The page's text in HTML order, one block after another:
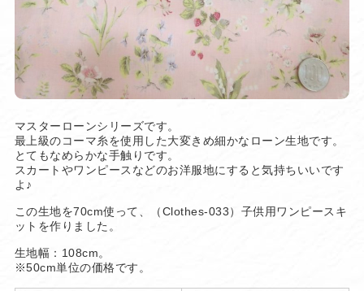
マスターローンシリーズです。
最上級のコーマ糸を使用した大変きめ細かなローン生地です。
とてもなめらかな手触りです。
スカートやワンピースなどのお洋服地にすると気持ちいいです
よ♪
この生地を70cm使って、（Clothes-033）子供用ワンピースキ
ットを作りました。
生地幅：108cm。
※50cm単位の価格です。